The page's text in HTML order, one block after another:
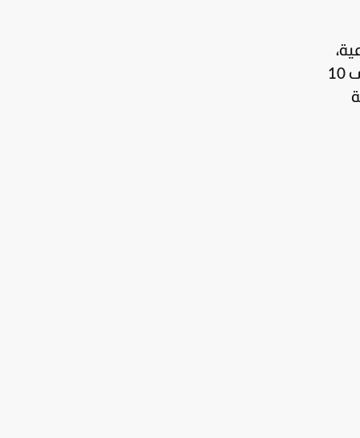
ومن المنتظر أن يضفي لمسته الإخراجية المميزة على هذا المسلسل. البناء الدرامي للعمل يعتمد على 10